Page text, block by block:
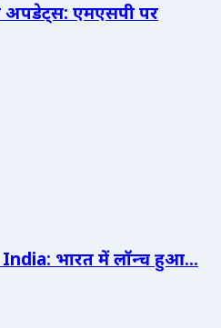
अपडेट्स: एमएसपी पर
भारत में लॉन्च हुआ...